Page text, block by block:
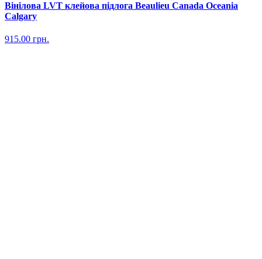
Вінілова LVT клейова підлога Beaulieu Canada Oceania
Calgary
915.00 грн.